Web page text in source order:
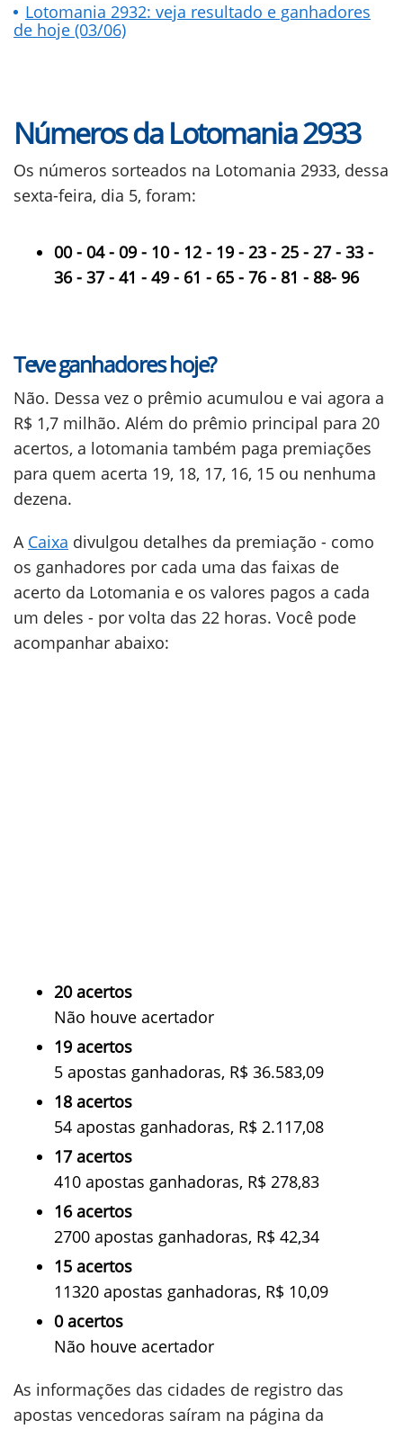
Lotomania 2932: veja resultado e ganhadores
de hoje (03/06)
Números da Lotomania 2933
Os números sorteados na Lotomania 2933, dessa
sexta-feira, dia 5, foram:
00 - 04 - 09 - 10 - 12 - 19 - 23 - 25 - 27 - 33 -
36 - 37 - 41 - 49 - 61 - 65 - 76 - 81 - 88- 96
Teve ganhadores hoje?
Não. Dessa vez o prêmio acumulou e vai agora a
R$ 1,7 milhão. Além do prêmio principal para 20
acertos, a lotomania também paga premiações
para quem acerta 19, 18, 17, 16, 15 ou nenhuma
dezena.
A Caixa divulgou detalhes da premiação - como
os ganhadores por cada uma das faixas de
acerto da Lotomania e os valores pagos a cada
um deles - por volta das 22 horas. Você pode
acompanhar abaixo:
20 acertos
Não houve acertador
19 acertos
5 apostas ganhadoras, R$ 36.583,09
18 acertos
54 apostas ganhadoras, R$ 2.117,08
17 acertos
410 apostas ganhadoras, R$ 278,83
16 acertos
2700 apostas ganhadoras, R$ 42,34
15 acertos
11320 apostas ganhadoras, R$ 10,09
0 acertos
Não houve acertador
As informações das cidades de registro das
apostas vencedoras saíram na página da